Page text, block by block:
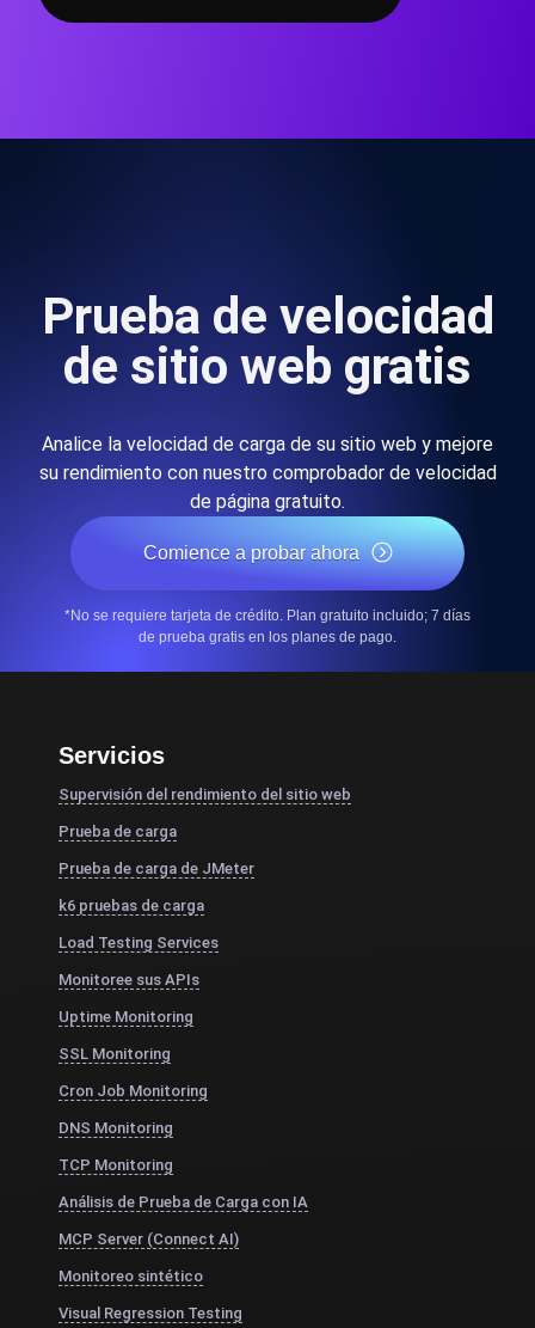
Prueba de velocidad
de sitio web gratis
Analice la velocidad de carga de su sitio web y mejore
su rendimiento con nuestro comprobador de velocidad
de página gratuito.
Comience a probar ahora
*No se requiere tarjeta de crédito. Plan gratuito incluido; 7 días
de prueba gratis en los planes de pago.
Servicios
Supervisión del rendimiento del sitio web
Prueba de carga
Prueba de carga de JMeter
k6 pruebas de carga
Load Testing Services
Monitoree sus APIs
Uptime Monitoring
SSL Monitoring
Cron Job Monitoring
DNS Monitoring
TCP Monitoring
Análisis de Prueba de Carga con IA
MCP Server (Connect AI)
Monitoreo sintético
Visual Regression Testing